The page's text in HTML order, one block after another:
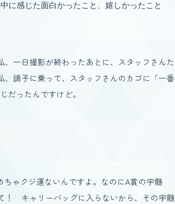
に感じた面白かったこと、嬉しかったこと
一日撮影が終わったあとに、スタッフさんた
調子に乗って、スタッフさんのカゴに「一番
だったんですけど。
ゃクジ運ないんですよ。なのにA賞の宇髄
！ キャリーバッグに入らないから、その宇髄